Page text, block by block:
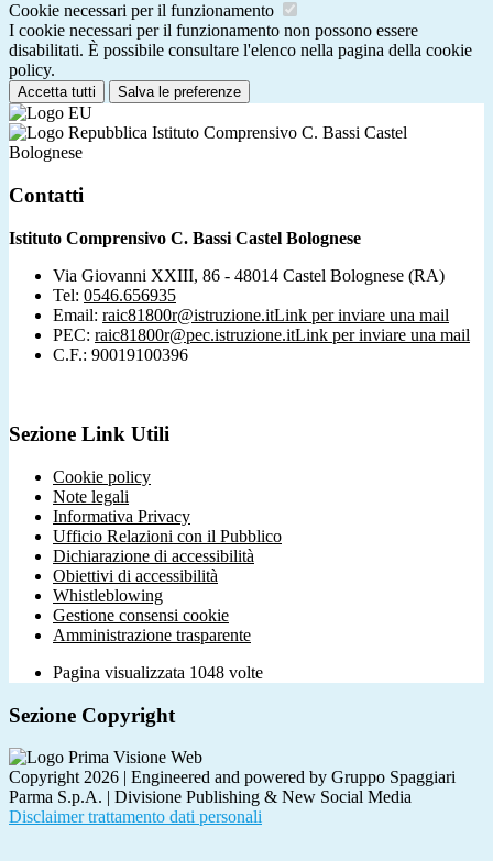
Cookie necessari per il funzionamento
I cookie necessari per il funzionamento non possono essere
disabilitati. È possibile consultare l'elenco nella pagina della cookie
policy.
Accetta tutti Salva le preferenze
Istituto Comprensivo C. Bassi Castel
Bolognese
Contatti
Istituto Comprensivo C. Bassi Castel Bolognese
Via Giovanni XXIII, 86 - 48014 Castel Bolognese (RA)
Tel: 0546.656935
Email: raic81800r@istruzione.itLink per inviare una mail
PEC: raic81800r@pec.istruzione.itLink per inviare una mail
C.F.: 90019100396
Sezione Link Utili
Cookie policy
Note legali
Informativa Privacy
Ufficio Relazioni con il Pubblico
Dichiarazione di accessibilità
Obiettivi di accessibilità
Whistleblowing
Gestione consensi cookie
Amministrazione trasparente
Pagina visualizzata 1048 volte
Sezione Copyright
Copyright 2026 | Engineered and powered by Gruppo Spaggiari
Parma S.p.A. | Divisione Publishing & New Social Media
Disclaimer trattamento dati personali